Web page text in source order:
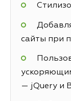
сайты при
— jQuery и